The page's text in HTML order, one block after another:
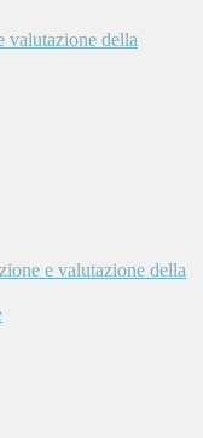
valutazione della
e valutazione della